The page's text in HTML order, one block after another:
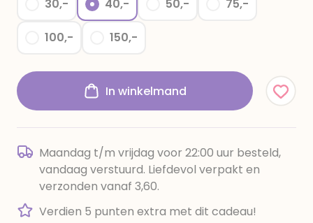
30,- 40,- 50,- 75,-
100,- 150,-
In winkelmand
Maandag t/m vrijdag voor 22:00 uur besteld,
vandaag verstuurd. Liefdevol verpakt en
verzonden vanaf 3,60.
Verdien 5 punten extra met dit cadeau!